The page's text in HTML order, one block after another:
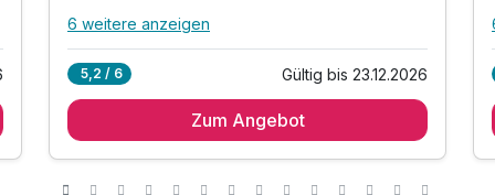
Alle Inklusivleistungen
2 x reichhaltiges Frühstück vom Buffet
6 weitere anzeigen
5,2 / 6 Gültig bis 23.12.2026
Zum Angebot